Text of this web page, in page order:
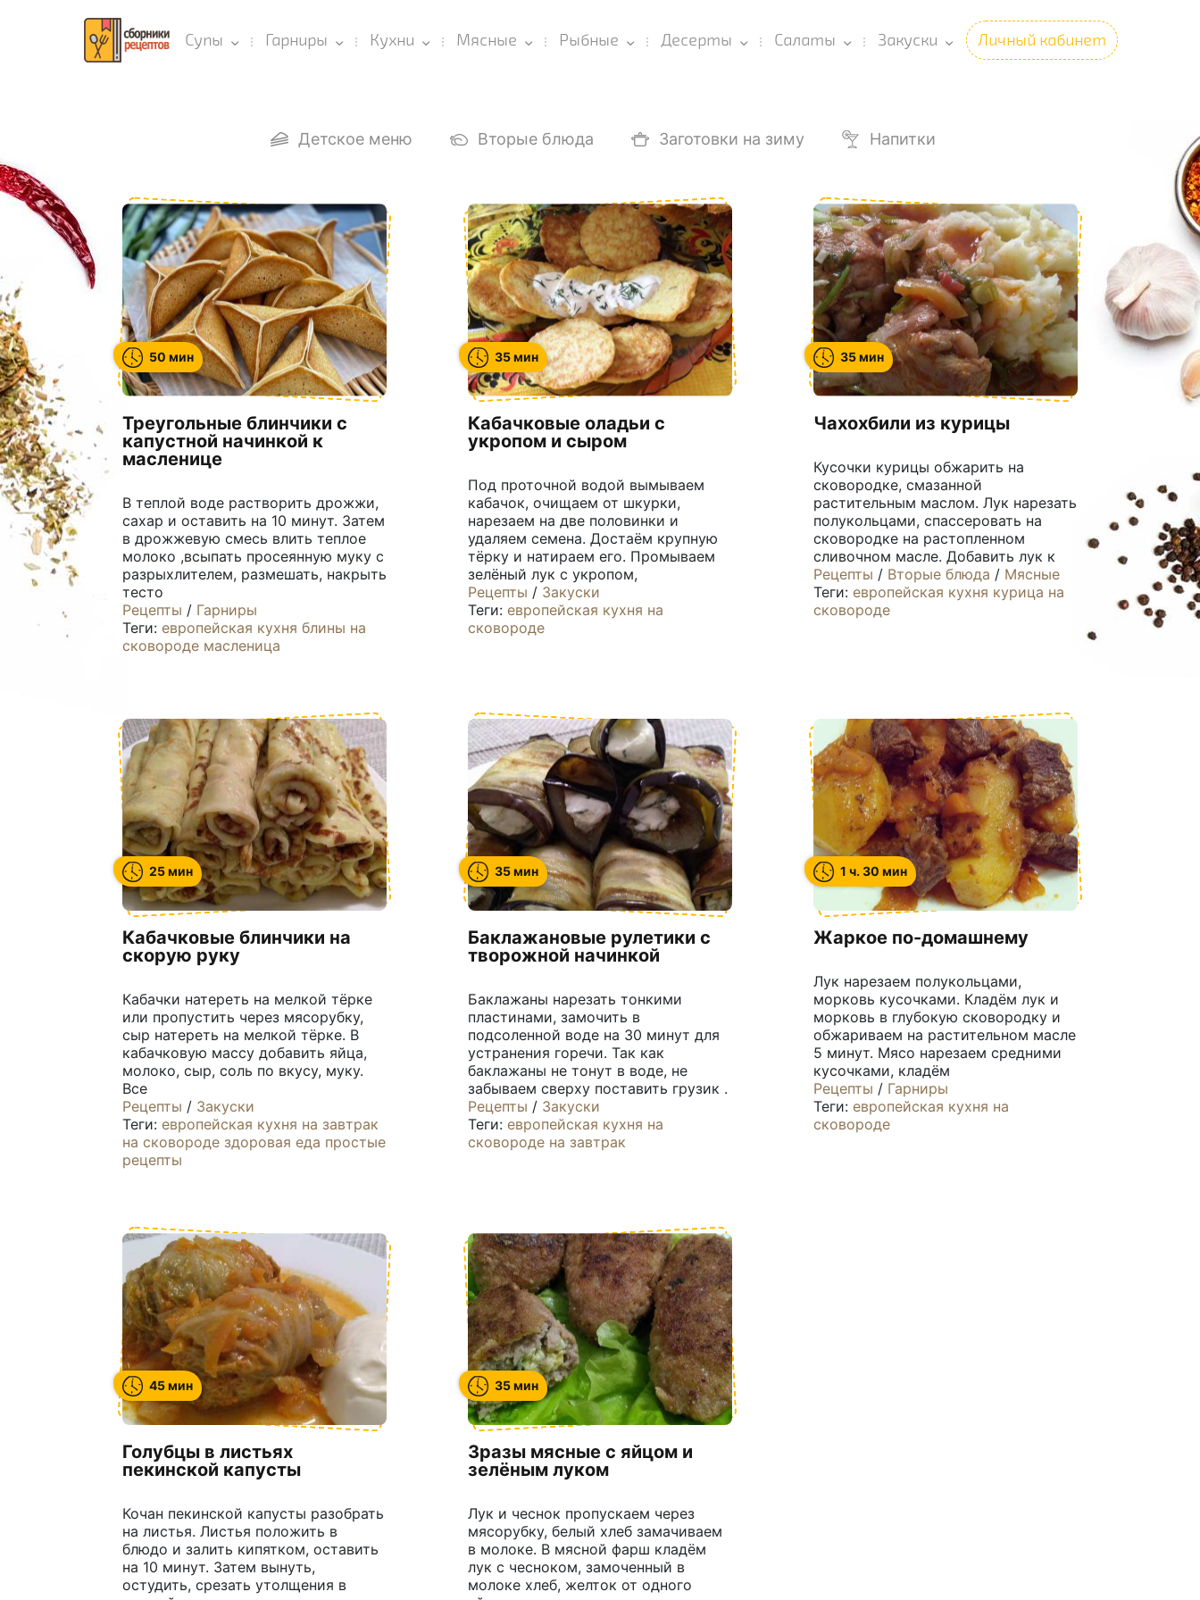
Супы Гарниры Кухни Мясные Рыбные Десерты Салаты Закуски Личный кабинет
Детское меню Вторые блюда Заготовки на зиму Напитки
50 мин
Треугольные блинчики с
капустной начинкой к
масленице
В теплой воде растворить дрожжи,
сахар и оставить на 10 минут. Затем
в дрожжевую смесь влить теплое
молоко ,всыпать просеянную муку с
разрыхлителем, размешать, накрыть
тесто
Рецепты / Гарниры
Теги:европейская кухня блины на
сковороде масленица
35 мин
Кабачковые оладьи с
укропом и сыром
Под проточной водой вымываем
кабачок, очищаем от шкурки,
нарезаем на две половинки и
удаляем семена. Достаём крупную
тёрку и натираем его. Промываем
зелёный лук с укропом,
Рецепты / Закуски
Теги: европейская кухня на
сковороде
35 мин
Чахохбили из курицы
Кусочки курицы обжарить на
сковородке, смазанной
растительным маслом. Лук нарезать
полукольцами, спассеровать на
сковородке на растопленном
сливочном масле. Добавить лук к
Рецепты / Вторые блюда / Мясные
Теги: европейская кухня курица на
сковороде
25 мин
Кабачковые блинчики на
скорую руку
Кабачки натереть на мелкой тёрке
или пропустить через мясорубку,
сыр натереть на мелкой тёрке. В
кабачковую массу добавить яйца,
молоко, сыр, соль по вкусу, муку.
Все
Рецепты / Закуски
Теги:европейская кухня на завтрак
на сковороде здоровая еда простые
рецепты
35 мин
Баклажановые рулетики с
творожной начинкой
Баклажаны нарезать тонкими
пластинами, замочить в
подсоленной воде на 30 минут для
устранения горечи. Так как
баклажаны не тонут в воде, не
забываем сверху поставить грузик .
Рецепты / Закуски
Теги: европейская кухня на
сковороде на завтрак
1 ч. 30 мин
Жаркое по-домашнему
Лук нарезаем полукольцами,
морковь кусочками. Кладём лук и
морковь в глубокую сковородку и
обжариваем на растительном масле
5 минут. Мясо нарезаем средними
кусочками, кладём
Рецепты / Гарниры
Теги: европейская кухня на
сковороде
45 мин
Голубцы в листьях
пекинской капусты
Кочан пекинской капусты разобрать
на листья. Листья положить в
блюдо и залить кипятком, оставить
на 10 минут. Затем вынуть,
остудить, срезать утолщения в
35 мин
Зразы мясные с яйцом и
зелёным луком
Лук и чеснок пропускаем через
мясорубку, белый хлеб замачиваем
в молоке. В мясной фарш кладём
лук с чесноком, замоченный в
молоке хлеб, желток от одного